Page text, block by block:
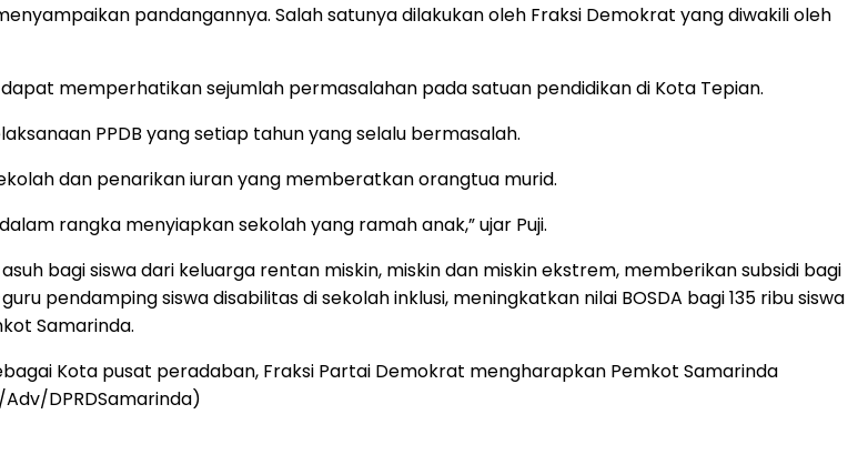
pandangannya. Salah satunya dilakukan oleh Fraksi Demokrat yang diwakili oleh
memperhatikan sejumlah permasalahan pada satuan pendidikan di Kota Tepian.
PPDB yang setiap tahun yang selalu bermasalah.
dan penarikan iuran yang memberatkan orangtua murid.
rangka menyiapkan sekolah yang ramah anak,” ujar Puji.
bagi siswa dari keluarga rentan miskin, miskin dan miskin ekstrem, memberikan subsidi bagi
pendamping siswa disabilitas di sekolah inklusi, meningkatkan nilai BOSDA bagi 135 ribu siswa
Samarinda.
Kota pusat peradaban, Fraksi Partai Demokrat mengharapkan Pemkot Samarinda
DPRDSamarinda)